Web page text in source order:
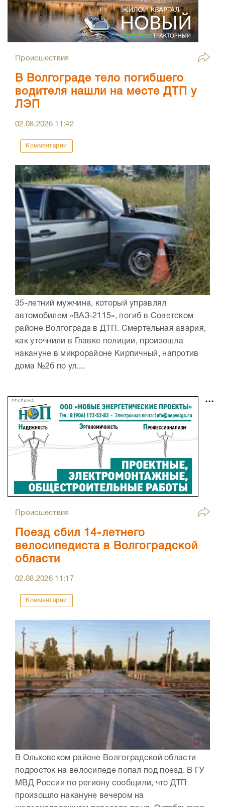
Происшествия
В Волгограде тело погибшего
водителя нашли на месте ДТП у
ЛЭП
02.08.2026 11:42
Комментарии
35-летний мужчина, который управлял
автомобилем «ВАЗ-2115», погиб в Советском
районе Волгограда в ДТП. Смертельная авария,
как уточнили в Главке полиции, произошла
накануне в микрорайоне Кирпичный, напротив
дома №2б по ул....
РЕКЛАМА
Происшествия
Поезд сбил 14-летнего
велосипедиста в Волгоградской
области
02.08.2026 11:17
Комментарии
В Ольховском районе Волгоградской области
подросток на велосипеде попал под поезд. В ГУ
МВД России по региону сообщили, что ДТП
произошло накануне вечером на